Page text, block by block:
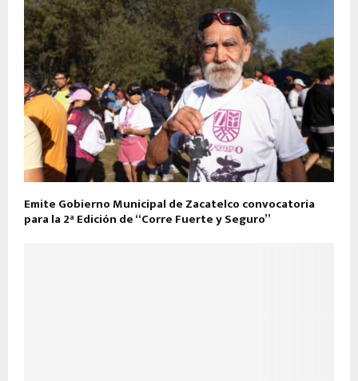
Emite Gobierno Municipal de Zacatelco convocatoria
para la 2ª Edición de “Corre Fuerte y Seguro”